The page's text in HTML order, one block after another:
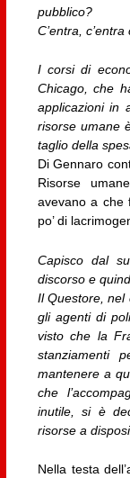
pubblico?
C’entra, c’entra
I corsi di
Chicago, che
applicazioni in
risorse umane
taglio della
Di Gennaro
Risorse
avevano a che
po’ di
Capisco dal
discorso e
Il Questore, nel
gli agenti di
visto che la
stanziamenti
mantenere a
che
inutile, si è
risorse a
Nella testa